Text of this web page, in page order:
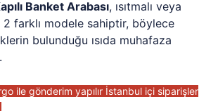
Banket Arabası, ısıtmalı veya
2 farklı modele sahiptir, böylece
bulunduğu ısıda muhafaza
ile gönderim yapılır İstanbul içi siparişler